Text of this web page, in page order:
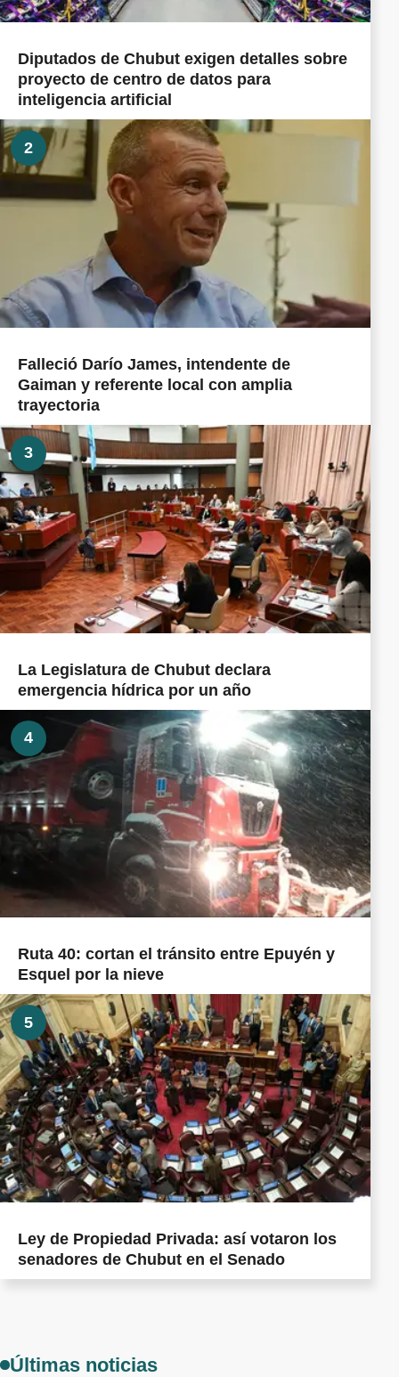
Diputados de Chubut exigen detalles sobre
proyecto de centro de datos para
inteligencia artificial
2
Falleció Darío James, intendente de
Gaiman y referente local con amplia
trayectoria
3
La Legislatura de Chubut declara
emergencia hídrica por un año
4
Ruta 40: cortan el tránsito entre Epuyén y
Esquel por la nieve
5
Ley de Propiedad Privada: así votaron los
senadores de Chubut en el Senado
Últimas noticias